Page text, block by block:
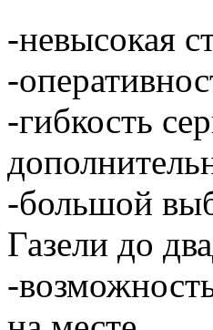
-невысокая
-
-гибкость
-большой
Газели до
-